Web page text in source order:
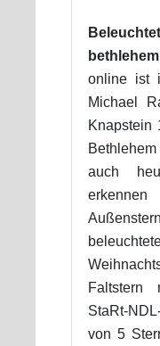
bethlehem
online ist
Michael
Knapstein
auch
Faltstern
StaRt-
von 5